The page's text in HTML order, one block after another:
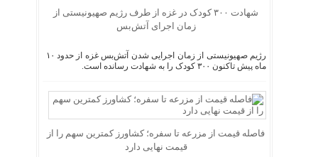
شهادت ۳۰۰ کودک در غزه از طرف رژیم صهیونیستی از
زمان اجرای آتش‌بس
رژیم صهیونیستی از زمان اجرایی شدن آتش‌بس غزه از حدود ۱۰
ماه پیش تاکنون ۳۰۰ کودک را به شهادت رسانده است.
فاصله قیمت از مزرعه تا سفره؛ کشاورز کمترین سهم را از
قیمت نهایی دارد